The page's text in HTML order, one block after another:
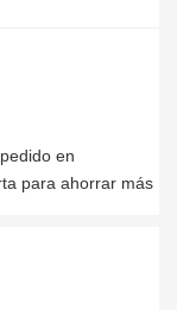
en
para ahorrar más